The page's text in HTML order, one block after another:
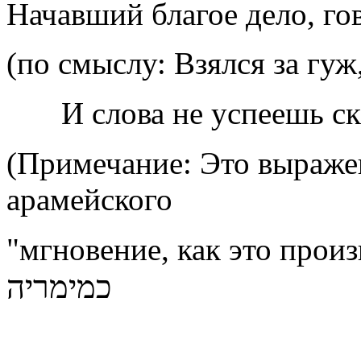
Начавший благое дело,
(по смыслу: Взялся за
И слова не успеешь
(Примечание: Это
арамейского
"мгновение, как это
כמימריה